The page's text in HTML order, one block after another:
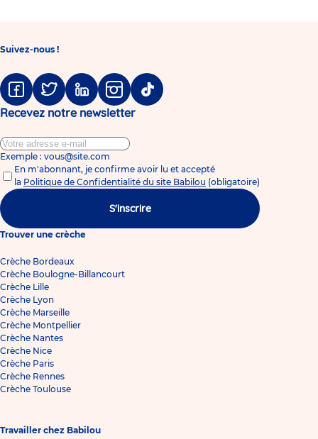
Suivez-nous !
FacebookTwitter LinkedinInstagramTiktok
Recevez notre newsletter
Exemple : vous@site.com
En m'abonnant, je confirme avoir lu et accepté
la Politique de Confidentialité du site Babilou (obligatoire)
S'inscrire
Trouver une crèche
Crèche Bordeaux
Crèche Boulogne-Billancourt
Crèche Lille
Crèche Lyon
Crèche Marseille
Crèche Montpellier
Crèche Nantes
Crèche Nice
Crèche Paris
Crèche Rennes
Crèche Toulouse
Travailler chez Babilou